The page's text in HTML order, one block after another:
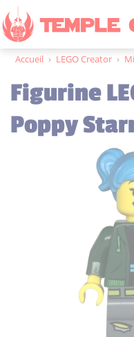
Accueil › LEGO Creator ›
Figurine
Poppy